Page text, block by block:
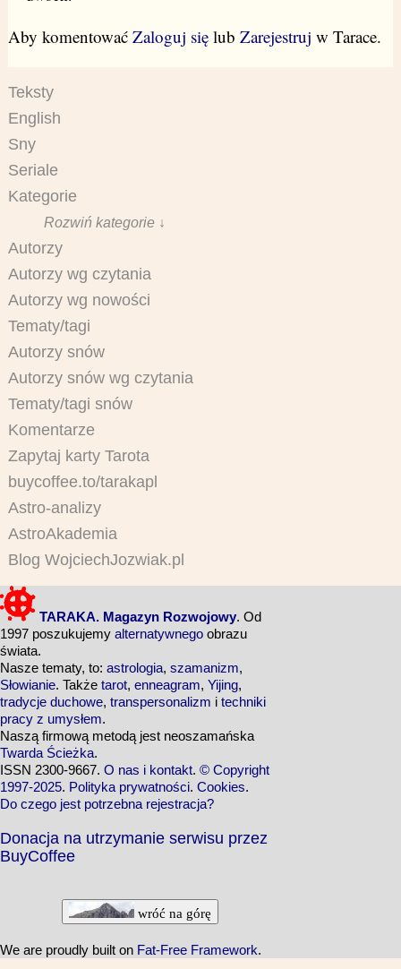
Aby komentować Zaloguj sięlub Zarejestruj w Tarace.
Teksty
English
Sny
Seriale
Kategorie
Rozwiń kategorie ↓
Autorzy
Autorzy wg czytania
Autorzy wg nowości
Tematy/tagi
Autorzy snów
Autorzy snów wg czytania
Tematy/tagi snów
Komentarze
Zapytaj karty Tarota
buycoffee.to/tarakapl
Astro-analizy
AstroAkademia
Blog WojciechJozwiak.pl
TARAKA. Magazyn Rozwojowy. Od
1997 poszukujemy alternatywnego obrazu
świata.
Nasze tematy, to: astrologia, szamanizm,
Słowianie. Także tarot, enneagram, Yijing,
tradycje duchowe, transpersonalizm i techniki
pracy z umysłem.
Naszą firmową metodą jest neoszamańska
Twarda Ścieżka.
ISSN 2300-9667. O nas i kontakt. © Copyright
1997-2025. Polityka prywatności. Cookies.
Do czego jest potrzebna rejestracja?
Donacja na utrzymanie serwisu przez
BuyCoffee
wróć na górę
We are proudly built on Fat-Free Framework.